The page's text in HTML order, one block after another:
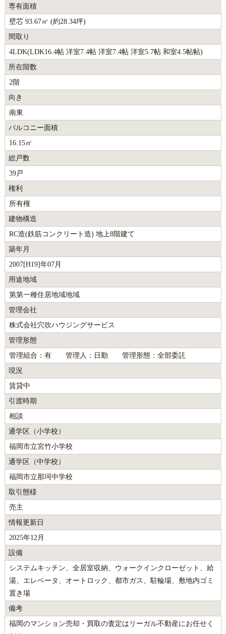
専有面積
壁芯 93.67㎡ (約28.34坪)
間取り
4LDK(LDK16.4帖 洋室7.4帖 洋室7.4帖 洋室5.7帖 和室4.5帖帖)
所在階数
2階
向き
南東
バルコニー面積
16.15㎡
総戸数
39戸
権利
所有権
建物構造
RC造(鉄筋コンクリート造) 地上8階建て
築年月
2007[H19]年07月
用途地域
第第一種住居地域地域
管理会社
株式会社穴吹ハウジングサービス
管理形態
管理組合：有 管理人：日勤 管理形態：全部委託
現況
賃貸中
引渡時期
相談
通学区（小学校）
福岡市立宮竹小学校
通学区（中学校）
福岡市立那珂中学校
取引態様
売主
情報更新日
2025年12月
設備
システムキッチン、全居室収納、ウォークインクローゼット、給
湯、エレベータ、オートロック、都市ガス、駐輪場、敷地内ゴミ
置き場
備考
福岡のマンション売却・買取の査定はリーガル不動産にお任せく